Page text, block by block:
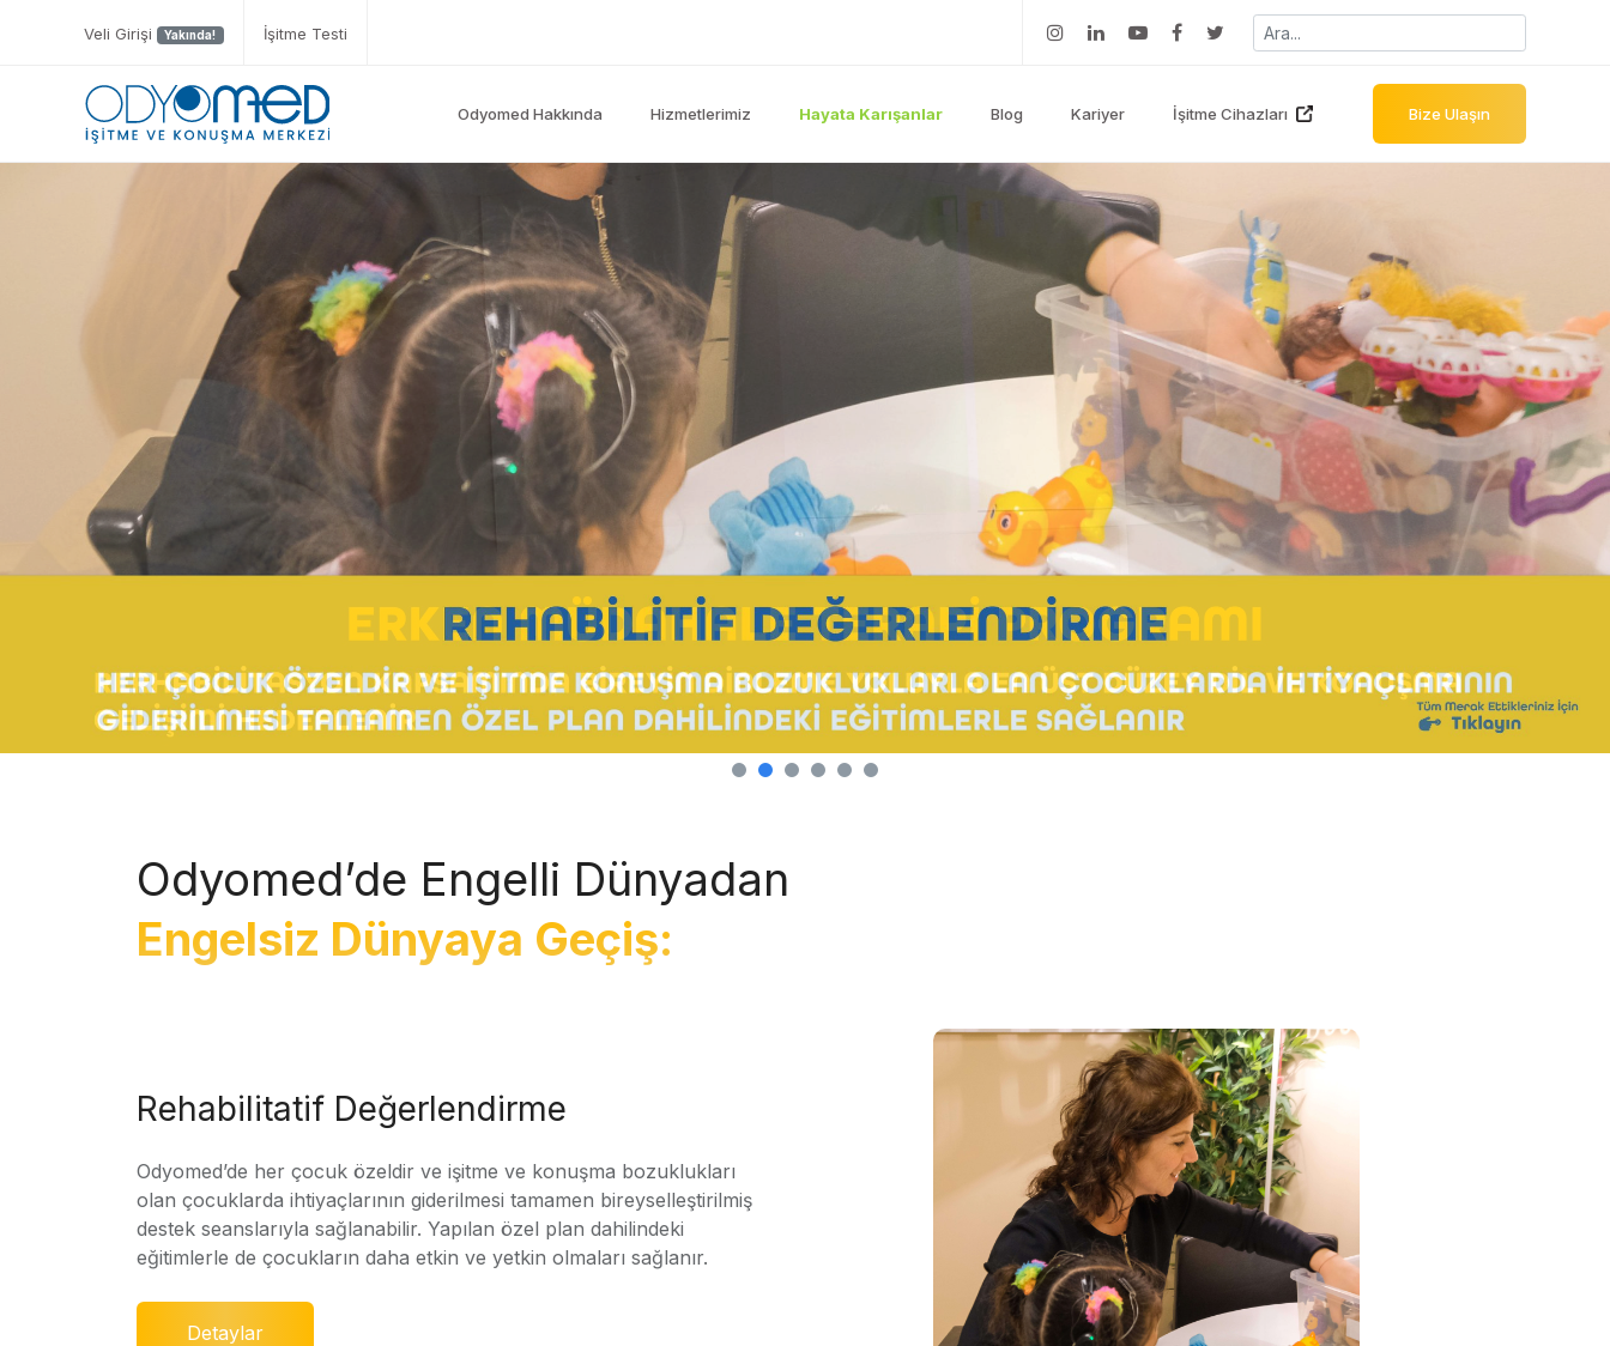
Veli Girişi Yakında! İşitme Testi
Odyomed Hakkında Hizmetlerimiz Hayata Karışanlar Blog Kariyer İşitme Cihazları Bize Ulaşın
Odyomed’de Engelli Dünyadan
Engelsiz Dünyaya Geçiş:
Rehabilitatif Değerlendirme
Odyomed’de her çocuk özeldir ve işitme ve konuşma bozuklukları
olan çocuklarda ihtiyaçlarının giderilmesi tamamen bireyselleştirilmiş
destek seanslarıyla sağlanabilir. Yapılan özel plan dahilindeki
eğitimlerle de çocukların daha etkin ve yetkin olmaları sağlanır.
Detaylar